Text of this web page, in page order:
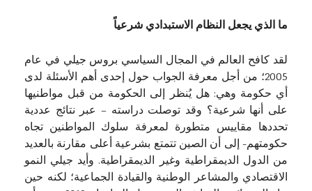
ما الذي يجعل النظام الاستبدادي شرعياً
لقد كافح العالم في المجال السياسي بروس جيلي في عام
2005؛ من أجل معرفة الجواب حول إحدى أهم الأسئلة لدى
أي حكومة وهي: هل يُنظر إلى الحكومة من قبل مواطنيها
على أنها شرعية؟ وقد توصلت دراسته – عبر نتائج عددية
تحددها مقاييس متطورة لمعرفة سلوك المواطنين تجاه
حكومتهم- إلى أن الصين تتمتع بشرعية أعلى مقارنة بالعديد
من الدول الديمقراطية وغير الديمقراطية. وأيد جيلي النمو
الاقتصادي والمشاعر الوطنية والقيادة الجماعية؛ لكنه حين